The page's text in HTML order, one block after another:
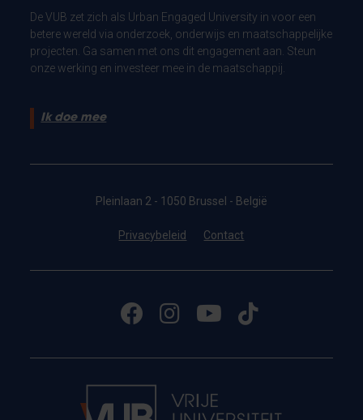
De VUB zet zich als Urban Engaged University in voor een
betere wereld via onderzoek, onderwijs en maatschappelijke
projecten. Ga samen met ons dit engagement aan. Steun
onze werking en investeer mee in de maatschappij.
Ik doe mee
Pleinlaan 2 - 1050 Brussel - België
Privacybeleid Contact